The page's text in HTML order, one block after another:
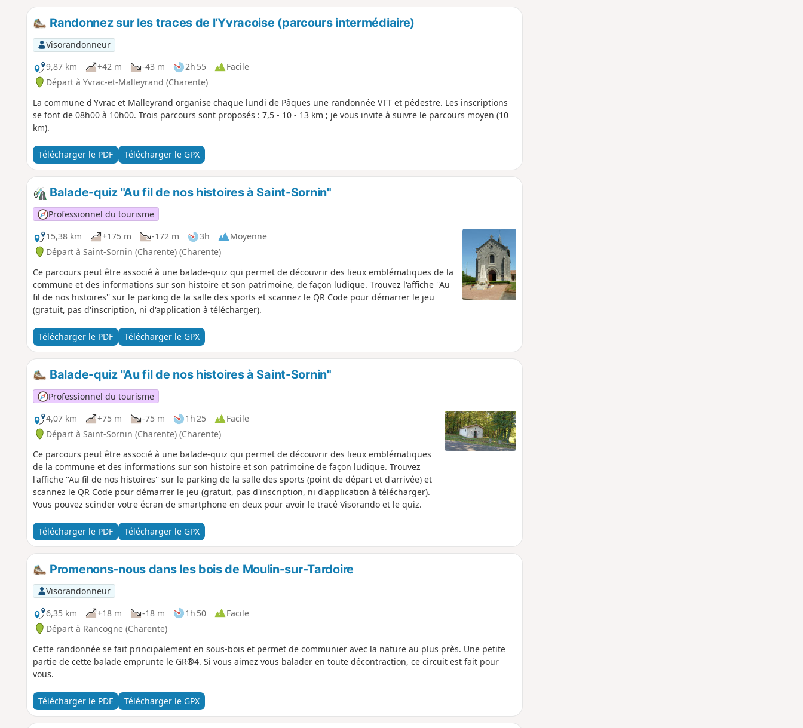
Randonnez sur les traces de l'Yvracoise (parcours intermédiaire)
Visorandonneur
9,87 km
+42 m -43 m 2h 55
Facile
Départ à Yvrac-et-Malleyrand (Charente)
La commune d'Yvrac et Malleyrand organise chaque lundi de Pâques une randonnée VTT et pédestre. Les inscriptions
se font de 08h00 à 10h00. Trois parcours sont proposés : 7,5 - 10 - 13 km ; je vous invite à suivre le parcours moyen (10
km).
Télécharger le PDF Télécharger le GPX
Balade-quiz "Au fil de nos histoires à Saint-Sornin"
Professionnel du tourisme
15,38 km
+175 m -172 m 3h
Moyenne
Départ à Saint-Sornin (Charente) (Charente)
Ce parcours peut être associé à une balade-quiz qui permet de découvrir des lieux emblématiques de la
commune et des informations sur son histoire et son patrimoine, de façon ludique. Trouvez l'affiche ''Au
fil de nos histoires'' sur le parking de la salle des sports et scannez le QR Code pour démarrer le jeu
(gratuit, pas d'inscription, ni d'application à télécharger).
Télécharger le PDF Télécharger le GPX
Balade-quiz "Au fil de nos histoires à Saint-Sornin"
Professionnel du tourisme
4,07 km
+75 m -75 m 1h 25
Facile
Départ à Saint-Sornin (Charente) (Charente)
Ce parcours peut être associé à une balade-quiz qui permet de découvrir des lieux emblématiques
de la commune et des informations sur son histoire et son patrimoine de façon ludique. Trouvez
l'affiche ''Au fil de nos histoires'' sur le parking de la salle des sports (point de départ et d'arrivée) et
scannez le QR Code pour démarrer le jeu (gratuit, pas d'inscription, ni d'application à télécharger).
Vous pouvez scinder votre écran de smartphone en deux pour avoir le tracé Visorando et le quiz.
Télécharger le PDF Télécharger le GPX
Promenons-nous dans les bois de Moulin-sur-Tardoire
Visorandonneur
6,35 km
+18 m -18 m 1h 50
Facile
Départ à Rancogne (Charente)
Cette randonnée se fait principalement en sous-bois et permet de communier avec la nature au plus près. Une petite
partie de cette balade emprunte le GR®4. Si vous aimez vous balader en toute décontraction, ce circuit est fait pour
vous.
Télécharger le PDF Télécharger le GPX